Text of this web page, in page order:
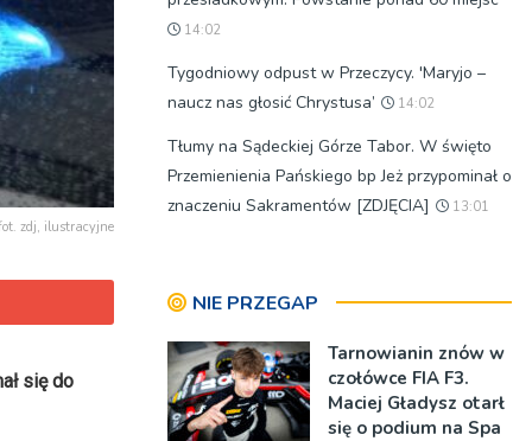
zdj, ilustracyjne
się do
14:02
Tygodniowy odpust w Przeczycy. 'Maryjo –
naucz nas głosić Chrystusa’
14:02
Tłumy na Sądeckiej Górze Tabor. W święto
Przemienienia Pańskiego bp Jeż przypominał o
znaczeniu Sakramentów [ZDJĘCIA]
13:01
NIE PRZEGAP
Tarnowianin znów w
czołówce FIA F3.
Maciej Gładysz otarł
się o podium na Spa